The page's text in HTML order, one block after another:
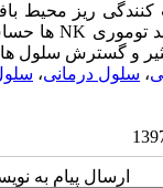
کنندگی ریز
توموری NKها
و گسترش سلول
، سلول درمانی،
ارسال پیام به